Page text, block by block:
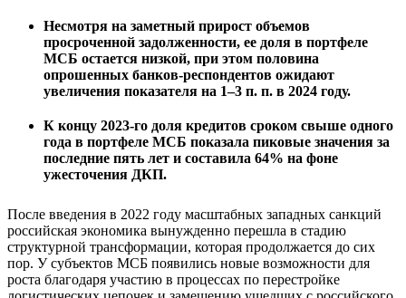
Несмотря на заметный прирост объемов
просроченной задолженности, ее доля в портфеле
МСБ остается низкой, при этом половина
опрошенных банков-респондентов ожидают
увеличения показателя на 1–3 п. п. в 2024 году.
К концу 2023-го доля кредитов сроком свыше одного
года в портфеле МСБ показала пиковые значения за
последние пять лет и составила 64% на фоне
ужесточения ДКП.
После введения в 2022 году масштабных западных санкций
российская экономика вынужденно перешла в стадию
структурной трансформации, которая продолжается до сих
пор. У субъектов МСБ появились новые возможности для
роста благодаря участию в процессах по перестройке